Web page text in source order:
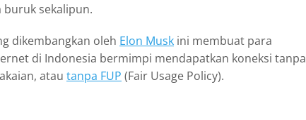
buruk sekalipun.
dikembangkan oleh Elon Musk ini membuat para
di Indonesia bermimpi mendapatkan koneksi tanpa
atau tanpa FUP (Fair Usage Policy).